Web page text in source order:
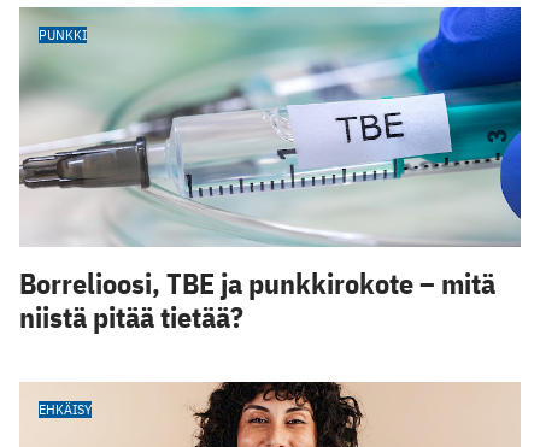
PUNKKI
Borrelioosi, TBE ja punkkirokote – mitä
niistä pitää tietää?
EHKÄISY